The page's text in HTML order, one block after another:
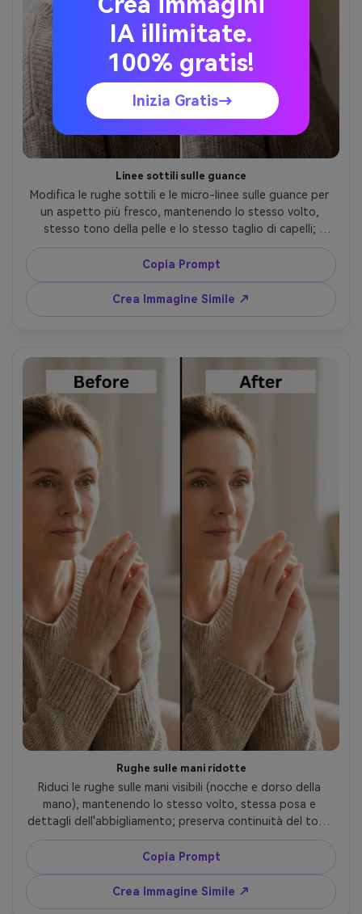
Linee sottili sulle guance
Modifica le rughe sottili e le micro-linee sulle guance per
un aspetto più fresco, mantenendo lo stesso volto,
stesso tono della pelle e lo stesso taglio di capelli;
preserva illuminazione originale, pori naturali ed elementi
sullo sfondo così nessun altro elemento viene alterato,
mantenendo le cuciture dell’abito --ar 4:5
Copia Prompt
Crea Immagine Simile ↗
Rughe sulle mani ridotte
Riduci le rughe sulle mani visibili (nocche e dorso della
mano), mantenendo lo stesso volto, stessa posa e
dettagli dell'abbigliamento; preserva continuità del tono
della pelle, illuminazione originale e dettagli dello sfondo,
evitando bordi sfocati, preservando la colorazione
originale --ar 4:5
Copia Prompt
Crea Immagine Simile ↗
IA illimitate.
100% gratis!
Inizia Gratis→